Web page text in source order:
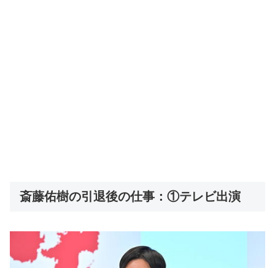
斎藤佑樹の引退後の仕事：①テレビ出演